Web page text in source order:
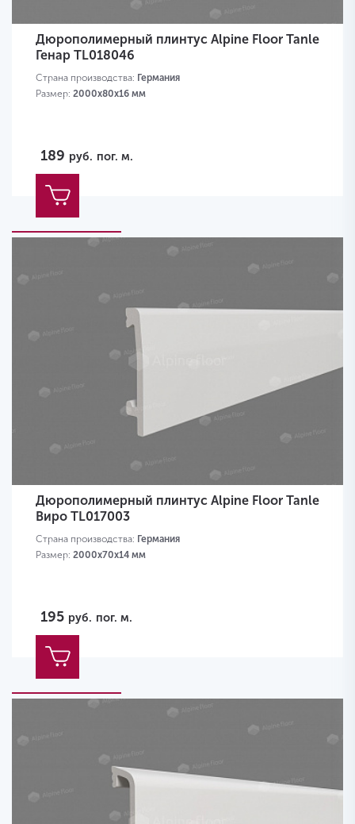
Дюрополимерный плинтус Alpine Floor Tanle
Генар TL018046
Страна производства: Германия
Размер: 2000х80x16 мм
189 руб. пог. м.
Дюрополимерный плинтус Alpine Floor Tanle
Виро TL017003
Страна производства: Германия
Размер: 2000х70x14 мм
195 руб. пог. м.